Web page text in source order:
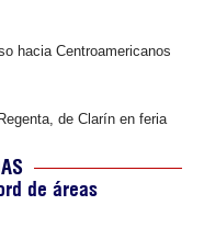
hacia Centroamericanos
de Clarín en feria
de áreas